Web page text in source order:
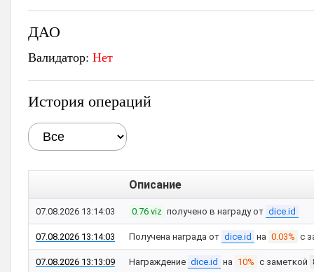
ДАО
Валидатор: Нет
История операций
Описание
07.08.2026 13:14:03 0.76 viz получено в награду от dice.id
07.08.2026 13:14:03 Получена награда от dice.id на 0.03% с
07.08.2026 13:13:09 Награждение dice.id на 10% с заметкой